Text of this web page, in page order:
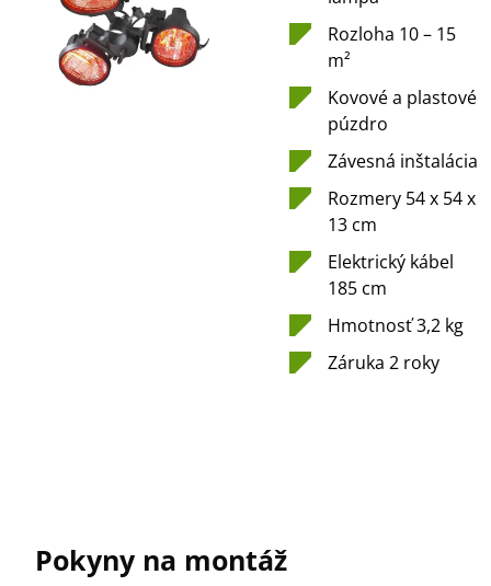
Rozloha 10 – 15
m²
Kovové a plastové
púzdro
Závesná inštalácia
Rozmery 54 x 54 x
13 cm
Elektrický kábel
185 cm
Hmotnosť 3,2 kg
Záruka 2 roky
Pokyny na montáž